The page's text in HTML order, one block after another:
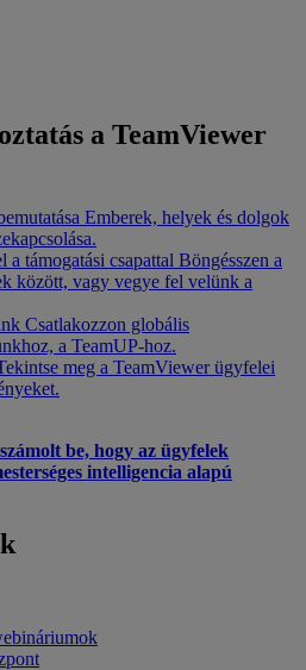
a TeamViewer
Emberek, helyek és dolgok
a támogatási csapattal Böngésszen a
között, vagy vegye fel velünk a
Csatlakozzon globális
a TeamUP-hoz.
meg a TeamViewer ügyfelei
be, hogy az ügyfelek
intelligencia alapú